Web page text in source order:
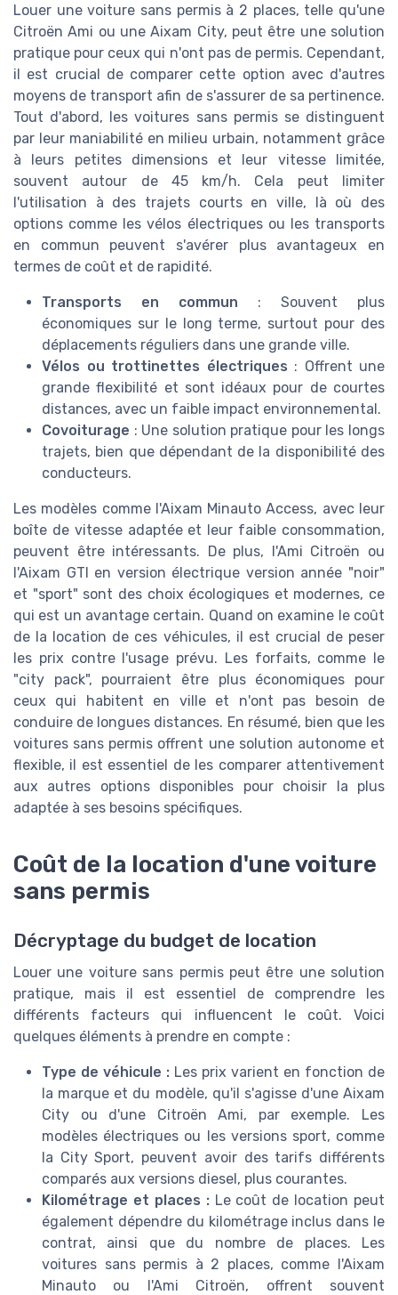
Louer une voiture sans permis à 2 places, telle qu'une
Citroën Ami ou une Aixam City, peut être une solution
pratique pour ceux qui n'ont pas de permis. Cependant,
il est crucial de comparer cette option avec d'autres
moyens de transport afin de s'assurer de sa pertinence.
Tout d'abord, les voitures sans permis se distinguent
par leur maniabilité en milieu urbain, notamment grâce
à leurs petites dimensions et leur vitesse limitée,
souvent autour de 45 km/h. Cela peut limiter
l'utilisation à des trajets courts en ville, là où des
options comme les vélos électriques ou les transports
en commun peuvent s'avérer plus avantageux en
termes de coût et de rapidité.
Transports en commun : Souvent plus
économiques sur le long terme, surtout pour des
déplacements réguliers dans une grande ville.
Vélos ou trottinettes électriques : Offrent une
grande flexibilité et sont idéaux pour de courtes
distances, avec un faible impact environnemental.
Covoiturage : Une solution pratique pour les longs
trajets, bien que dépendant de la disponibilité des
conducteurs.
Les modèles comme l'Aixam Minauto Access, avec leur
boîte de vitesse adaptée et leur faible consommation,
peuvent être intéressants. De plus, l'Ami Citroën ou
l'Aixam GTI en version électrique version année "noir"
et "sport" sont des choix écologiques et modernes, ce
qui est un avantage certain. Quand on examine le coût
de la location de ces véhicules, il est crucial de peser
les prix contre l'usage prévu. Les forfaits, comme le
"city pack", pourraient être plus économiques pour
ceux qui habitent en ville et n'ont pas besoin de
conduire de longues distances. En résumé, bien que les
voitures sans permis offrent une solution autonome et
flexible, il est essentiel de les comparer attentivement
aux autres options disponibles pour choisir la plus
adaptée à ses besoins spécifiques.
Coût de la location d'une voiture
sans permis
Décryptage du budget de location
Louer une voiture sans permis peut être une solution
pratique, mais il est essentiel de comprendre les
différents facteurs qui influencent le coût. Voici
quelques éléments à prendre en compte :
Type de véhicule : Les prix varient en fonction de
la marque et du modèle, qu'il s'agisse d'une Aixam
City ou d'une Citroën Ami, par exemple. Les
modèles électriques ou les versions sport, comme
la City Sport, peuvent avoir des tarifs différents
comparés aux versions diesel, plus courantes.
Kilométrage et places :Le coût de location peut
également dépendre du kilométrage inclus dans le
contrat, ainsi que du nombre de places. Les
voitures sans permis à 2 places, comme l'Aixam
Minauto ou l'Ami Citroën, offrent souvent